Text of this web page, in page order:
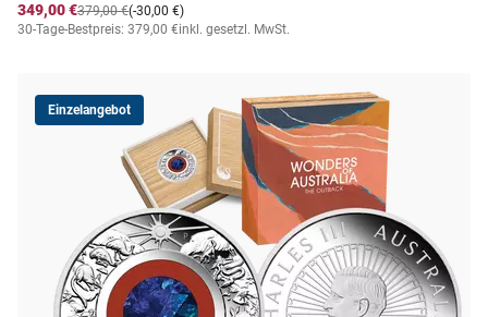
349,00 €
(-30,00 €)
379,00 €
30-Tage-Bestpreis: 379,00 €inkl. gesetzl. MwSt.
Einzelangebot